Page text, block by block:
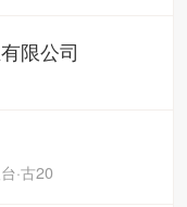
限公司
·古20